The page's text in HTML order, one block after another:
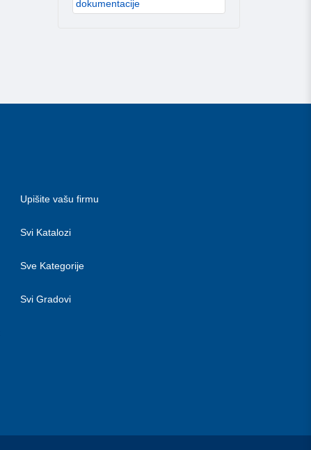
Upišite vašu firmu
Svi Katalozi
Sve Kategorije
Svi Gradovi